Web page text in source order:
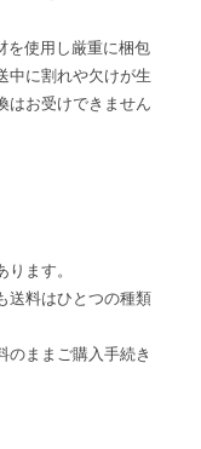
を使用し厳重に梱包
中に割れや欠けが生
はお受けできません
ます。
送料はひとつの種類
のままご購入手続き